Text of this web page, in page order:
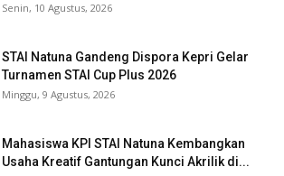
Senin, 10 Agustus, 2026
STAI Natuna Gandeng Dispora Kepri Gelar
Turnamen STAI Cup Plus 2026
Minggu, 9 Agustus, 2026
Mahasiswa KPI STAI Natuna Kembangkan
Usaha Kreatif Gantungan Kunci Akrilik di...